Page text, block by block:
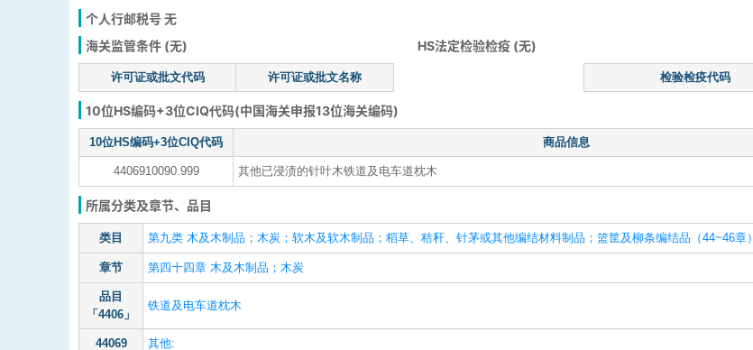
个人行邮税号 无
海关监管条件 (无)
HS法定检验检疫 (无)
许可证或批文代码 许可证或批文名称 检验检疫代码
10位HS编码+3位CIQ代码(中国海关申报13位海关编码)
10位HS编码+3位CIQ代码 商品信息
4406910090.999 其他已浸渍的针叶木铁道及电车道枕木
所属分类及章节、品目
类目 第九类 木及木制品；木炭；软木及软木制品；稻草、秸秆、针茅或其他编结材料制品；篮筐及柳条编结品（44~46章）
章节 第四十四章 木及木制品；木炭
品目
「4406」
铁道及电车道枕木
44069 其他: